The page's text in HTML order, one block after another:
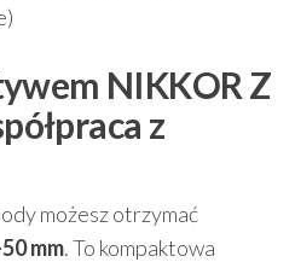
NIKKOR Z
z
możesz otrzymać
mm. To kompaktowa